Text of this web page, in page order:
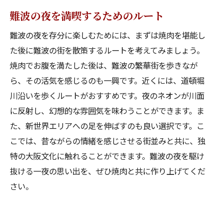
難波の夜を満喫するためのルート
難波の夜を存分に楽しむためには、まずは焼肉を堪能し
た後に難波の街を散策するルートを考えてみましょう。
焼肉でお腹を満たした後は、難波の繁華街を歩きなが
ら、その活気を感じるのも一興です。近くには、道頓堀
川沿いを歩くルートがおすすめです。夜のネオンが川面
に反射し、幻想的な雰囲気を味わうことができます。ま
た、新世界エリアへの足を伸ばすのも良い選択です。こ
こでは、昔ながらの情緒を感じさせる街並みと共に、独
特の大阪文化に触れることができます。難波の夜を駆け
抜ける一夜の思い出を、ぜひ焼肉と共に作り上げてくだ
さい。